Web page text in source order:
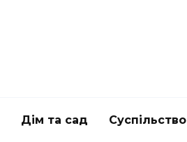
Дім та сад Суспільство